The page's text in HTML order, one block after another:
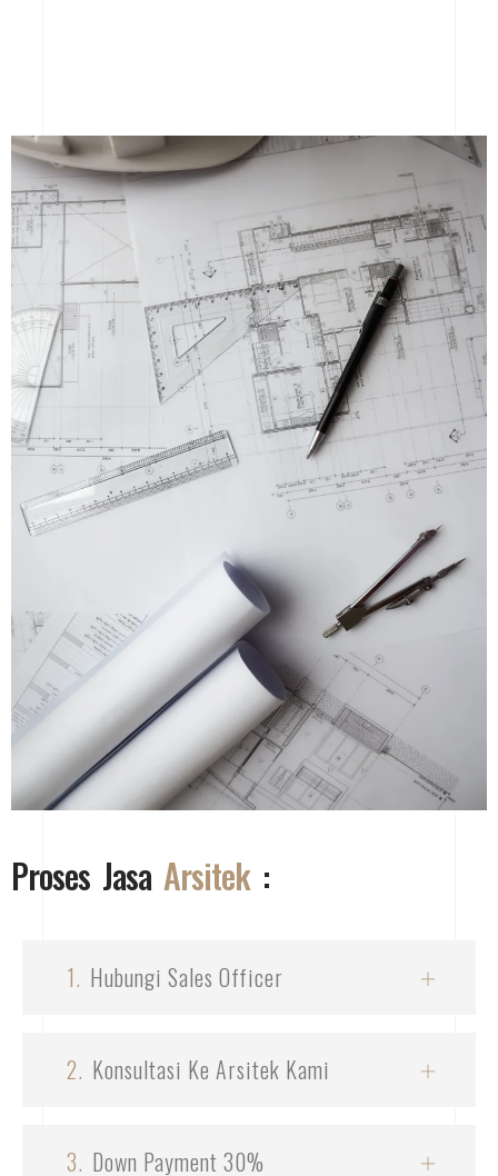
Proses Jasa Arsitek:
1. Hubungi Sales Officer
2. Konsultasi Ke Arsitek Kami
3. Down Payment 30%